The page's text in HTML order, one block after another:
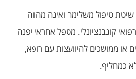
טיפול משלימה ואינה מהווה
קונבנציונלי. מטפל אחראי יפנה
או ממושכים להיוועצות עם רופא,
כמחליף.